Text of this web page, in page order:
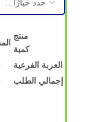
منتج
كمية
العربة الفرعية
إجمالي الطلب